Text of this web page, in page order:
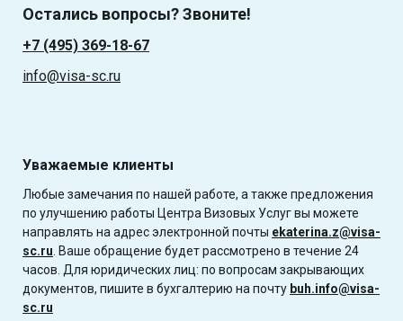
Остались вопросы? Звоните!
+7 (495) 369-18-67
info@visa-sc.ru
Уважаемые клиенты
Любые замечания по нашей работе, а также предложения
по улучшению работы Центра Визовых Услуг вы можете
направлять на адрес электронной почты ekaterina.z@visa-
sc.ru . Ваше обращение будет рассмотрено в течение 24
часов. Для юридических лиц: по вопросам закрывающих
документов, пишите в бухгалтерию на почту buh.info@visa-
sc.ru